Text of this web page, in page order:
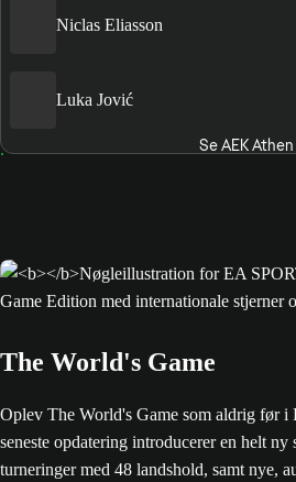
Niclas Eliasson
Luka Jović
Se AEK Athen
The World's Game
Oplev The World's Game som aldrig før
seneste opdatering introducerer en helt
turneringer med 48 landshold, samt nye,